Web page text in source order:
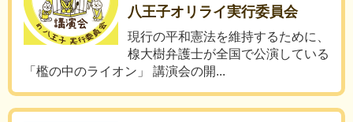
八王子オリライ実行委員会
現行の平和憲法を維持するために、
楾大樹弁護士が全国で公演している
「檻の中のライオン」 講演会の開...